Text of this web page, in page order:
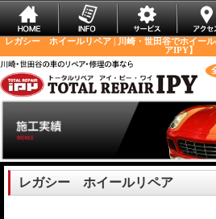
レガシー ホイールリペア | 川崎・世田谷でホイー
アIPY】
レガシー ホイールリペア